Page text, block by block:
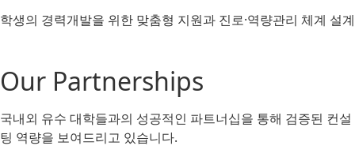
학생의 경력개발을 위한 맞춤형 지원과 진로·역량관리 체계 설계​
Our Partnerships
국내외 유수 대학들과의 성공적인 파트너십을 통해 검증된 컨설
팅 역량을 보여드리고 있습니다.